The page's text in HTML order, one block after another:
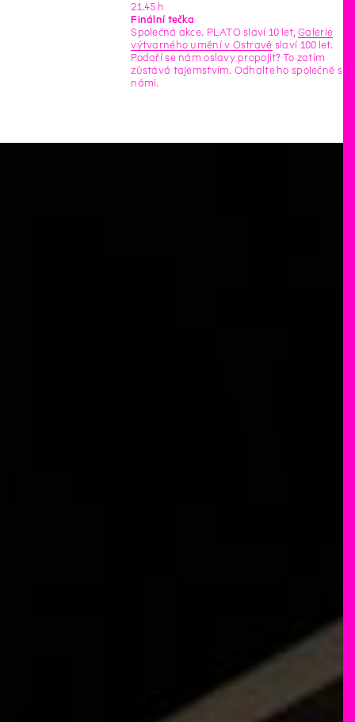
21.45 h
Finální tečka
Společná akce. PLATO slaví 10 let,Galerie
výtvarného umění v Ostravě slaví 100 let.
Podaří se nám oslavy propojit? To zatím
zůstává tajemstvím. Odhalte ho společně s
námi.